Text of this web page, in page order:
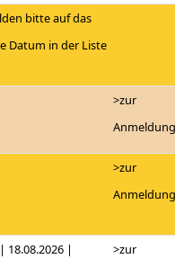
bitte auf das
Datum in der Liste
>zur
Anmeldung
>zur
Anmeldung
18.08.2026 |
>zur